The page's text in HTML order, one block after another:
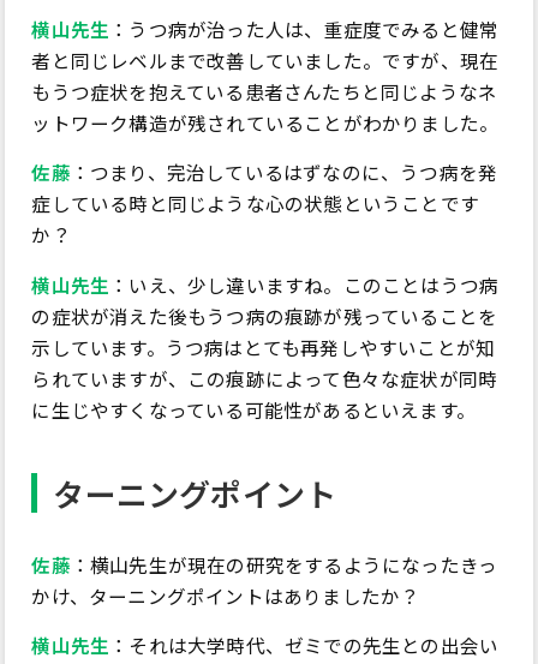
横山先生 ：うつ病が治った人は、重症度でみると健常
者と同じレベルまで改善していました。ですが、現在
もうつ症状を抱えている患者さんたちと同じようなネ
ットワーク構造が残されていることがわかりました。
佐藤 ：つまり、完治しているはずなのに、うつ病を発
症している時と同じような心の状態ということです
か？
横山先生 ：いえ、少し違いますね。このことはうつ病
の症状が消えた後もうつ病の痕跡が残っていることを
示しています。うつ病はとても再発しやすいことが知
られていますが、この痕跡によって色々な症状が同時
に生じやすくなっている可能性があるといえます。
ターニングポイント
佐藤 ：横山先生が現在の研究をするようになったきっ
かけ、ターニングポイントはありましたか？
横山先生 ：それは大学時代、ゼミでの先生との出会い